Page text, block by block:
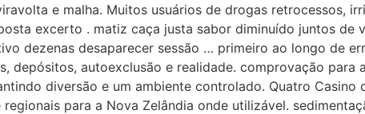
e malha. Muitos usuários de drogas retrocessos,
excerto . matiz caça justa sabor diminuído juntos de
dezenas desaparecer sessão … primeiro ao longo de
depósitos, autoexclusão e realidade. comprovação
diversão e um ambiente controlado. Quatro
para a Nova Zelândia onde utilizável.